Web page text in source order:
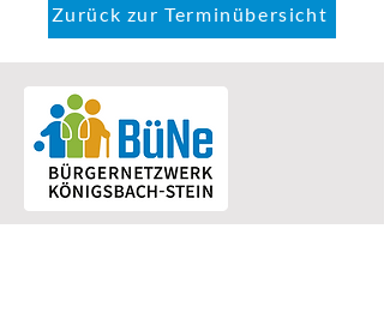
Zurück zur Terminübersicht